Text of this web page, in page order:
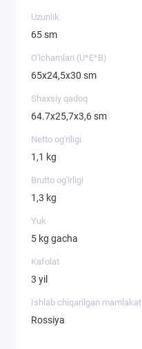
Uzunlik
65 sm
O'lchamlari (U*E*B)
65х24,5х30 sm
Shaxsiy qadoq
64.7х25,7х3,6 sm
Netto og'riligi
1,1 kg
Brutto og'irligi
1,3 kg
Yuk
5 kg gacha
Kafolat
3 yil
Ishlab chiqarilgan mamlakat
Rossiya